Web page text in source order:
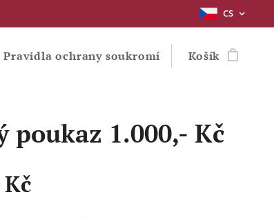
CS
Pravidla ochrany soukromí Košík
poukaz 1.000,- Kč
Kč